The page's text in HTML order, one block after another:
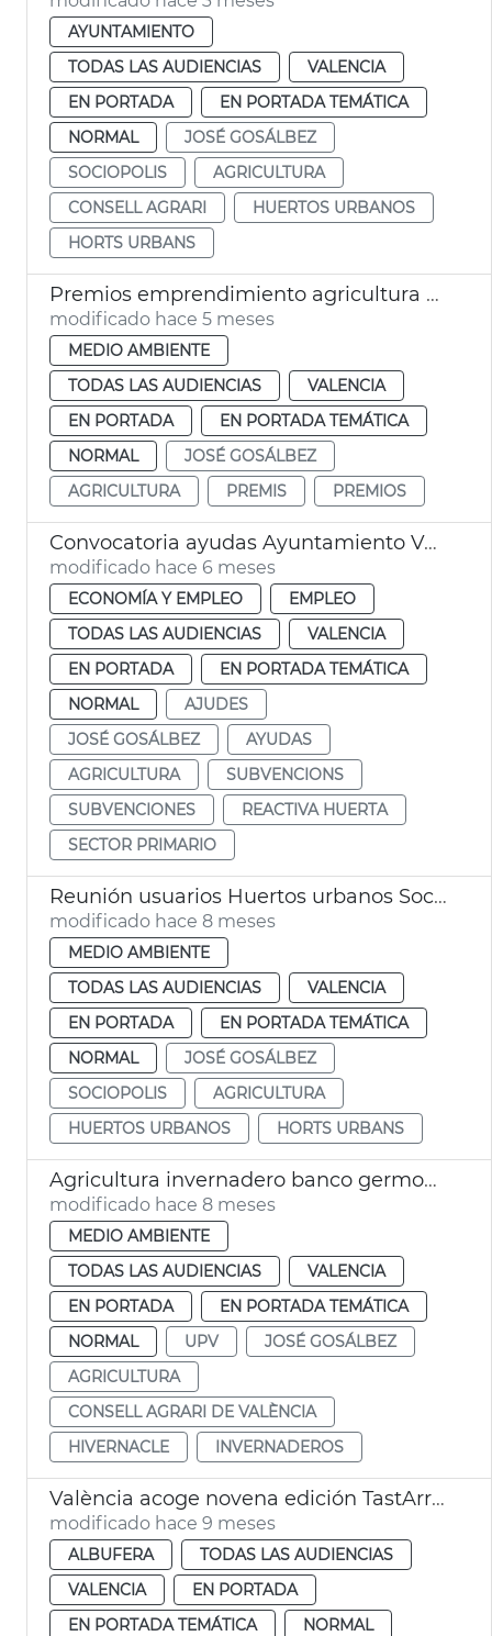
AYUNTAMIENTO
TODAS LAS AUDIENCIAS
VALENCIA
EN PORTADA
EN PORTADA TEMÁTICA
NORMAL
JOSÉ GOSÁLBEZ
SOCIOPOLIS
AGRICULTURA
CONSELL AGRARI
HUERTOS URBANOS
HORTS URBANS
Premios emprendimiento agricultura València
modificado hace 5 meses
MEDIO AMBIENTE
TODAS LAS AUDIENCIAS
VALENCIA
EN PORTADA
EN PORTADA TEMÁTICA
NORMAL
JOSÉ GOSÁLBEZ
AGRICULTURA
PREMIS PREMIOS
Convocatoria ayudas Ayuntamiento València sector primario
modificado hace 6 meses
ECONOMÍA Y EMPLEO
EMPLEO
TODAS LAS AUDIENCIAS
VALENCIA
EN PORTADA
EN PORTADA TEMÁTICA
NORMAL
AJUDES
JOSÉ GOSÁLBEZ
AYUDAS
AGRICULTURA
SUBVENCIONS
SUBVENCIONES
REACTIVA HUERTA
SECTOR PRIMARIO
Reunión usuarios Huertos urbanos Sociópolis
modificado hace 8 meses
MEDIO AMBIENTE
TODAS LAS AUDIENCIAS
VALENCIA
EN PORTADA
EN PORTADA TEMÁTICA
NORMAL
JOSÉ GOSÁLBEZ
SOCIOPOLIS
AGRICULTURA
HUERTOS URBANOS
HORTS URBANS
Agricultura invernadero banco germoplasma variedades tomate
modificado hace 8 meses
MEDIO AMBIENTE
TODAS LAS AUDIENCIAS
VALENCIA
EN PORTADA
EN PORTADA TEMÁTICA
NORMAL
UPV
JOSÉ GOSÁLBEZ
AGRICULTURA
CONSELL AGRARI DE VALÈNCIA
HIVERNACLE
INVERNADEROS
València acoge novena edición TastArròs
modificado hace 9 meses
ALBUFERA
TODAS LAS AUDIENCIAS
VALENCIA
EN PORTADA
EN PORTADA TEMÁTICA
NORMAL